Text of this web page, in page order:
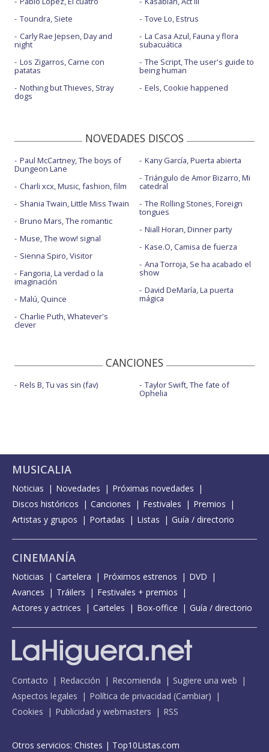
Toundra, Siete
Carly Rae Jepsen, Day and
night
Los Zigarros, Carne con
patatas
Nothing but Thieves, Stray
dogs
Tove Lo, Estrus
La Casa Azul, Fauna y flora
subacuática
The Script, The user's guide to
being human
Eels, Cookie happened
NOVEDADES DISCOS
Paul McCartney, The boys of
Dungeon Lane
Charli xcx, Music, fashion, film
Shania Twain, Little Miss Twain
Bruno Mars, The romantic
Muse, The wow! signal
Sienna Spiro, Visitor
Fangoria, La verdad o la
imaginación
Malú, Quince
Charlie Puth, Whatever's
clever
Kany García, Puerta abierta
Triángulo de Amor Bizarro, Mi
catedral
The Rolling Stones, Foreign
tongues
Niall Horan, Dinner party
Kase.O, Camisa de fuerza
Ana Torroja, Se ha acabado el
show
David DeMaría, La puerta
mágica
CANCIONES
Rels B, Tu vas sin (fav) Taylor Swift, The fate of
Ophelia
MUSICALIA
Noticias Novedades
Próximas novedades
Discos históricos
Canciones Festivales
Premios
Artistas y grupos
Portadas Listas Guía / directorio
CINEMANÍA
Noticias Cartelera Próximos estrenos
DVD
Avances
Tráilers
Festivales + premios
Actores y actrices
Carteles Box-office Guía / directorio
Contacto Redacción Recomienda
Sugiere una web
Aspectos legales
Política de privacidad (Cambiar)
Cookies
Publicidad y webmasters RSS
Otros servicios: Chistes | Top10Listas.com